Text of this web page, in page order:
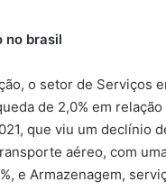
no brasil
o setor de Serviços
de 2,0% em
que viu um declínio
aéreo, com
e Armazenagem,